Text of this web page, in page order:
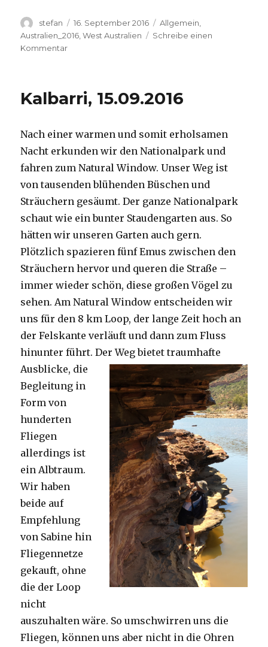
Autor
stefan
Veröffentlicht
am
16. September 2016 Kategorien
Allgemein
Australien_2016 ,West Australien
Schreibe einen
Kommentarzu
Kalbarri, 15.09.2016
Nach einer warmen und somit erholsamen
Nacht erkunden wir den Nationalpark und
fahren zum Natural Window. Unser Weg ist
von tausenden blühenden Büschen und
Sträuchern gesäumt. Der ganze Nationalpark
schaut wie ein bunter Staudengarten aus. So
hätten wir unseren Garten auch gern.
Plötzlich spazieren fünf Emus zwischen den
Sträuchern hervor und queren die Straße –
immer wieder schön, diese großen Vögel zu
sehen. Am Natural Window entscheiden wir
uns für den 8 km Loop, der lange Zeit hoch an
der Felskante verläuft und dann zum Fluss
hinunter führt. Der Weg bietet traumhafte
Ausblicke, die
Begleitung in
Form von
hunderten
Fliegen
allerdings ist
ein Albtraum.
Wir haben
beide auf
Empfehlung
von Sabine hin
Fliegennetze
gekauft, ohne
die der Loop
nicht
auszuhalten wäre. So umschwirren uns die
Fliegen, können uns aber nicht in die Ohren